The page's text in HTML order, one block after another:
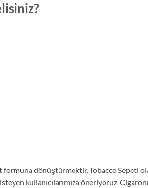
dönüştürmektir. Tobacco Sepeti
kullanıcılarımıza öneriyoruz.